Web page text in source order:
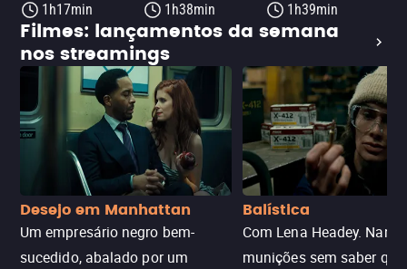
1h17min
1h38min
1h39min
Filmes: lançamentos da semana
nos streamings
Desejo em Manhattan
Um empresário negro bem-
sucedido, abalado por um
Balística
Com Lena Headey.
munições sem saber